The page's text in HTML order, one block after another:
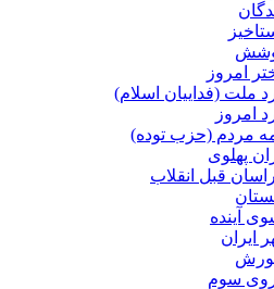
امروز
ملت (فداییان اسلام)
امروز
مردم (حزب توده)
پهلوی
قبل انقلاب
آینده
ایران
سوم